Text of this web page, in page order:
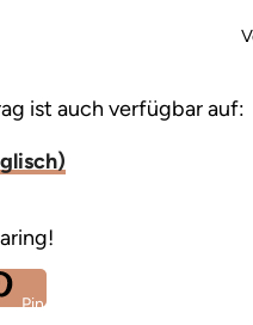
ist auch verfügbar auf:
)
Pin